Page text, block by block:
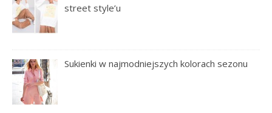
street style’u
Sukienki w najmodniejszych kolorach sezonu